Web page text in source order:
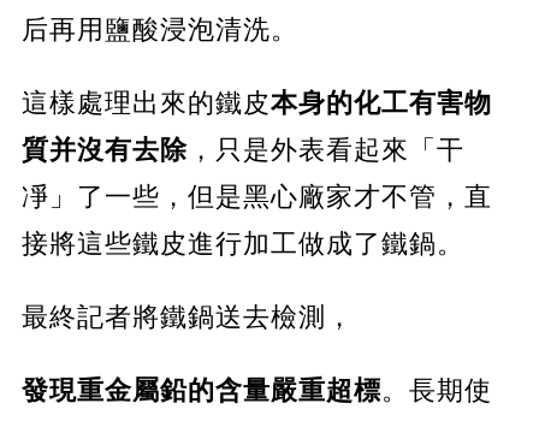
后再用鹽酸浸泡清洗。
這樣處理出來的鐵皮本身的化工有害物
質并沒有去除，只是外表看起來「干
凈」了一些，但是黑心廠家才不管，直
接將這些鐵皮進行加工做成了鐵鍋。
最終記者將鐵鍋送去檢測，
發現重金屬鉛的含量嚴重超標。長期使